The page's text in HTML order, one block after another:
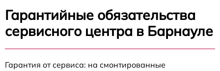
Гарантийные обязательства
сервисного центра в Барнауле
Гарантия от сервиса: на смонтированные